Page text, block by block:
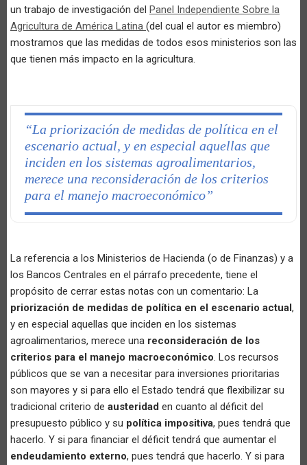
un trabajo de investigación del Panel Independiente Sobre la
Agricultura de América Latina (del cual el autor es miembro)
mostramos que las medidas de todos esos ministerios son las
que tienen más impacto en la agricultura.
“La priorización de medidas de política en el
escenario actual, y en especial aquellas que
inciden en los sistemas agroalimentarios,
merece una reconsideración de los criterios
para el manejo macroeconómico”
La referencia a los Ministerios de Hacienda (o de Finanzas) y a
los Bancos Centrales en el párrafo precedente, tiene el
propósito de cerrar estas notas con un comentario: La
priorización de medidas de política en el escenario actual,
y en especial aquellas que inciden en los sistemas
agroalimentarios, merece una reconsideración de los
criterios para el manejo macroeconómico. Los recursos
públicos que se van a necesitar para inversiones prioritarias
son mayores y si para ello el Estado tendrá que flexibilizar su
tradicional criterio de austeridad en cuanto al déficit del
presupuesto público y su política impositiva, pues tendrá que
hacerlo. Y si para financiar el déficit tendrá que aumentar el
endeudamiento externo, pues tendrá que hacerlo. Y si para